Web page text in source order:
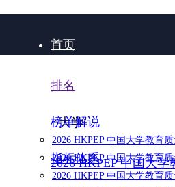
首页
排名
大学
2026 HKPEP 中国大学教育
2026 HKPEP 中国大学教育
2026 HKPEP 中国大学教育
榜单解说
2026 HKPEP 中国大
指标体系